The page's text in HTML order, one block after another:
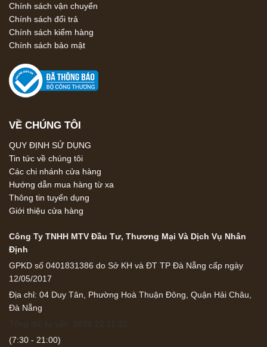
Chính sách vận chuyển
Chính sách đổi trả
Chính sách kiểm hàng
Chính sách bảo mật
VỀ CHÚNG TÔI
QUY ĐỊNH SỬ DỤNG
Tin tức về chúng tôi
Các chi nhánh cửa hàng
Hướng dẫn mua hàng từ xa
Thông tin tuyển dụng
Giới thiệu cửa hàng
Công Ty TNHH MTV Đầu Tư, Thương Mại Và Dịch Vụ Nhân
Định
GPKD số 0401831386 do Sở KH và ĐT TP Đà Nẵng cấp ngày
12/05/2017
Địa chỉ: 04 Duy Tân, Phường Hoà Thuận Đông, Quận Hải Châu,
Đà Nẵng
Tổng đài tư vấn: 0896.22.11.22
(7:30 - 21:00)